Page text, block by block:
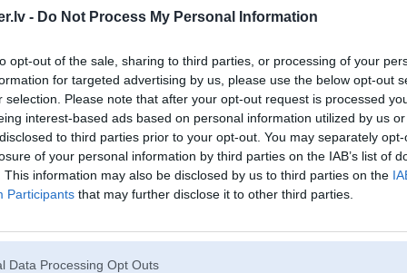
- Do Not Process My Personal Information
opt-out of the sale, sharing to third parties, or processing of your
for targeted advertising by us, please use the below opt-out
selection. Please note that after your opt-out request is processed
interest-based ads based on personal information utilized by us
to third parties prior to your opt-out. You may separately
of your personal information by third parties on the IAB’s list of
This information may also be disclosed by us to third parties on the
Participants that may further disclose it to other third parties.
Data Processing Opt Outs
Priekšējie riteņi tiek pieslēgti tikai tad, kad nepieciešama papildu saķere. Savukārt “M Setup”